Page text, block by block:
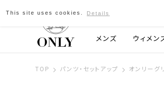
京都発のスーツブラン
メンズ ウィメン
TOP パンツ・セットアップ オンリーグ
This site uses cookies. Details